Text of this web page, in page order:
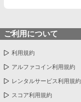
ご利用について
利用規約
アルファコイン利用規約
レンタルサービス利用規約
スコア利用規約